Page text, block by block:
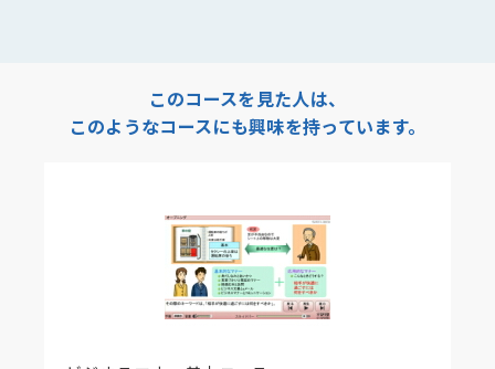
このコースを見た人は、
このようなコースにも興味を持っています。